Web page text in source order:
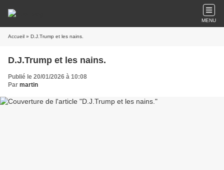
MENU
Accueil » D.J.Trump et les nains.
D.J.Trump et les nains.
Publié le 20/01/2026 à 10:08
Par martin